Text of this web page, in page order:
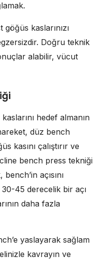
göğüs kaslarınızı
Doğru teknik
alabilir, vücut
hedef almanın
düz bench
kasını çalıştırır ve
bench press tekniği
açısını
45 derecelik bir açı
daha fazla
yaslayarak sağlam
kavrayın ve